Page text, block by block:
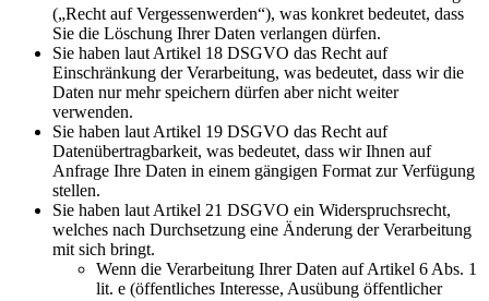
(„Recht auf Vergessenwerden“), was konkret bedeutet, dass
Sie die Löschung Ihrer Daten verlangen dürfen.
Sie haben laut Artikel 18 DSGVO das Recht auf
Einschränkung der Verarbeitung, was bedeutet, dass wir die
Daten nur mehr speichern dürfen aber nicht weiter
verwenden.
Sie haben laut Artikel 19 DSGVO das Recht auf
Datenübertragbarkeit, was bedeutet, dass wir Ihnen auf
Anfrage Ihre Daten in einem gängigen Format zur Verfügung
stellen.
Sie haben laut Artikel 21 DSGVO ein Widerspruchsrecht,
welches nach Durchsetzung eine Änderung der Verarbeitung
mit sich bringt.
Wenn die Verarbeitung Ihrer Daten auf Artikel 6 Abs. 1
lit. e (öffentliches Interesse, Ausübung öffentlicher